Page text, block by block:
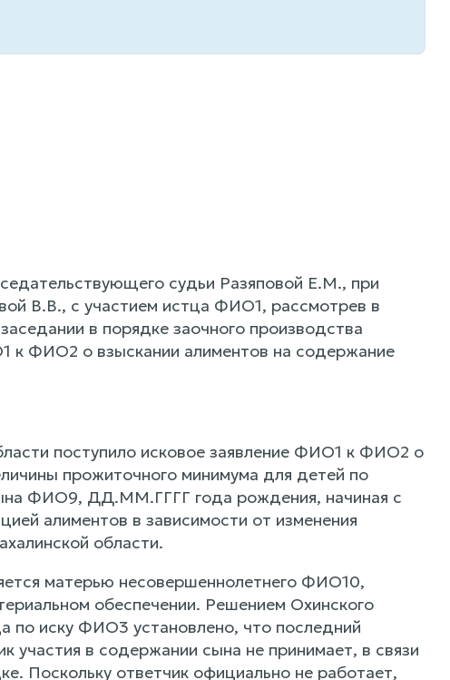
судьи Разяповой Е.М., при
В.В., с участием истца ФИО1, рассмотрев в
в порядке заочного производства
ФИО2 о взыскании алиментов на содержание
поступило исковое заявление ФИО1 к ФИО2 о
прожиточного минимума для детей по
ФИО9, ДД.ММ.ГГГГ года рождения, начиная с
алиментов в зависимости от изменения
области.
матерью несовершеннолетнего ФИО10,
обеспечении. Решением Охинского
по иску ФИО3 установлено, что последний
в содержании сына не принимает, в связи
Поскольку ответчик официально не работает,